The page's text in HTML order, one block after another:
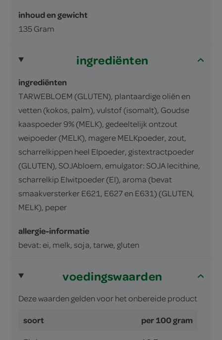
inhoud en gewicht
135 Gram
ingrediënten
ingrediënten
TARWEBLOEM (GLUTEN), plantaardige oliën en
vetten (kokos, palm), vulstof (isomalt), Goudse
kaaspoeder 9% (MELK), gedeeltelijk ontzout
weipoeder (MELK), magere MELKpoeder, zout,
scharrelkippen heel EIpoeder, gistextractpoeder
(GLUTEN), SOJAbloem, emulgator: SOJA lecithine,
scharrelkip EIwitpoeder (EI), aroma (bevat
smaakversterker E621, E627 en E631) (GLUTEN,
MELK), peper
allergie-informatie
bevat: ei, melk, soja, tarwe, gluten
voedingswaarden
Deze waarden gelden voor het onbereide product
soort per 100 gram